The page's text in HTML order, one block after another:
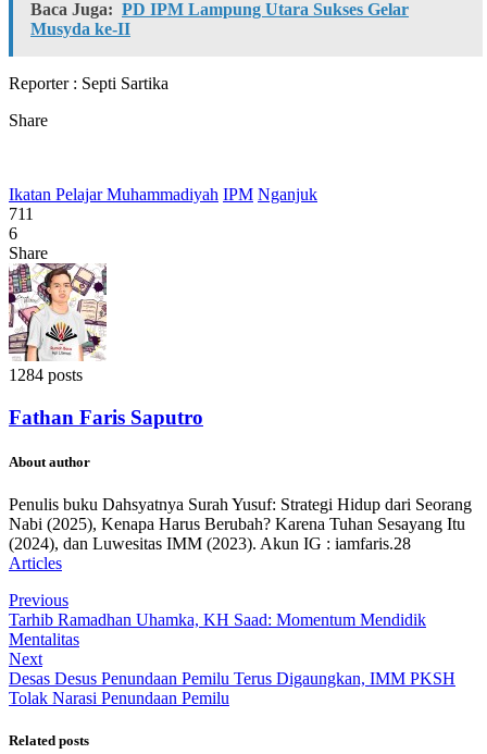
Baca Juga: PD IPM Lampung Utara Sukses Gelar
Musyda ke-II
Reporter : Septi Sartika
Share
Ikatan Pelajar Muhammadiyah IPM Nganjuk
711
6
Share
1284 posts
Fathan Faris Saputro
About author
Penulis buku Dahsyatnya Surah Yusuf: Strategi Hidup dari Seorang
Nabi (2025), Kenapa Harus Berubah? Karena Tuhan Sesayang Itu
(2024), dan Luwesitas IMM (2023). Akun IG : iamfaris.28
Articles
Previous
Tarhib Ramadhan Uhamka, KH Saad: Momentum Mendidik
Mentalitas
Next
Desas Desus Penundaan Pemilu Terus Digaungkan, IMM PKSH
Tolak Narasi Penundaan Pemilu
Related posts